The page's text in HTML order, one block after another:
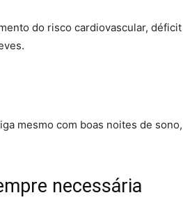
do risco cardiovascular,
mesmo com boas noites de
necessária